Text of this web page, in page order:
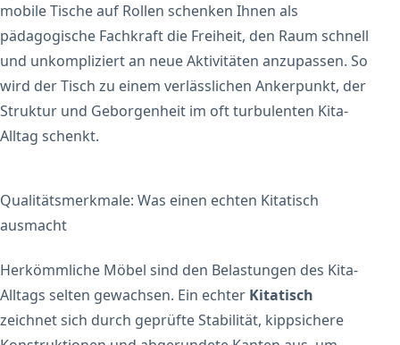
mobile Tische auf Rollen schenken Ihnen als
pädagogische Fachkraft die Freiheit, den Raum schnell
und unkompliziert an neue Aktivitäten anzupassen. So
wird der Tisch zu einem verlässlichen Ankerpunkt, der
Struktur und Geborgenheit im oft turbulenten Kita-
Alltag schenkt.
Qualitätsmerkmale: Was einen echten Kitatisch
ausmacht
Herkömmliche Möbel sind den Belastungen des Kita-
Alltags selten gewachsen. Ein echter Kitatisch
zeichnet sich durch geprüfte Stabilität, kippsichere